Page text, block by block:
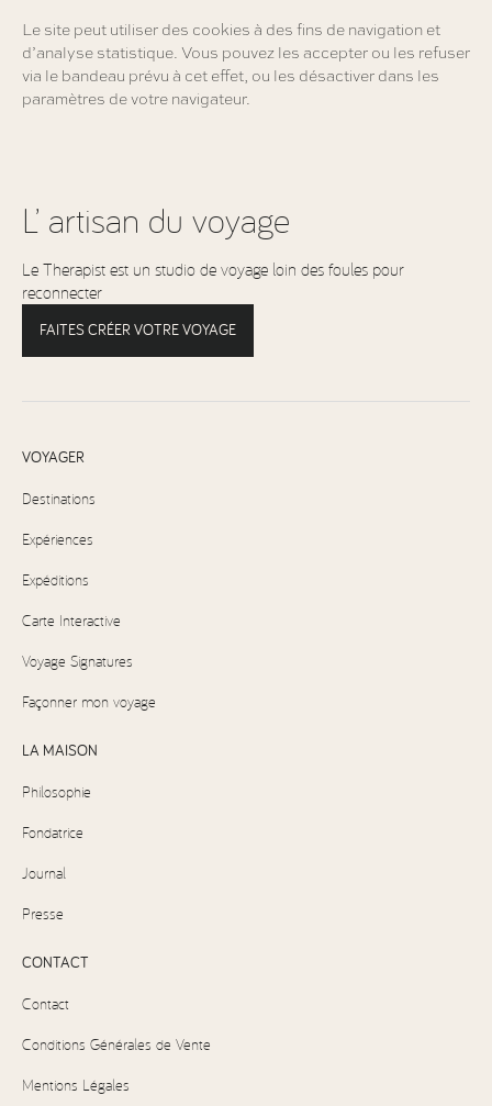
Le site peut utiliser des cookies à des fins de navigation et
d’analyse statistique. Vous pouvez les accepter ou les refuser
via le bandeau prévu à cet effet, ou les désactiver dans les
paramètres de votre navigateur.
L’ artisan du voyage
Le Therapist est un studio de voyage loin des foules pour
reconnecter
FAITES CRÉER VOTRE VOYAGE
VOYAGER
Destinations
Expériences
Expéditions
Carte Interactive
Voyage Signatures
Façonner mon voyage
LA MAISON
Philosophie
Fondatrice
Journal
Presse
CONTACT
Contact
Conditions Générales de Vente
Mentions Légales